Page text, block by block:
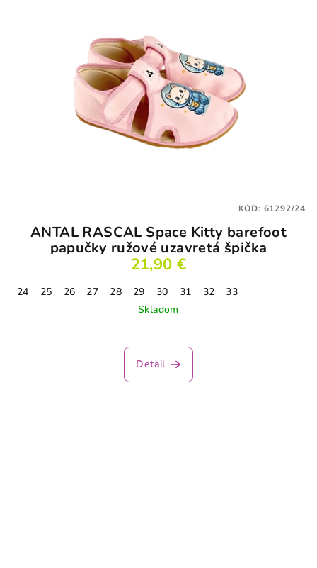
ANTAL RASCAL Space Kitty barefoot
papučky ružové uzavretá špička
21,90 €
24 25 26 27 28 29 30 31 32
33
Skladom
Detail
KÓD: 61292/24